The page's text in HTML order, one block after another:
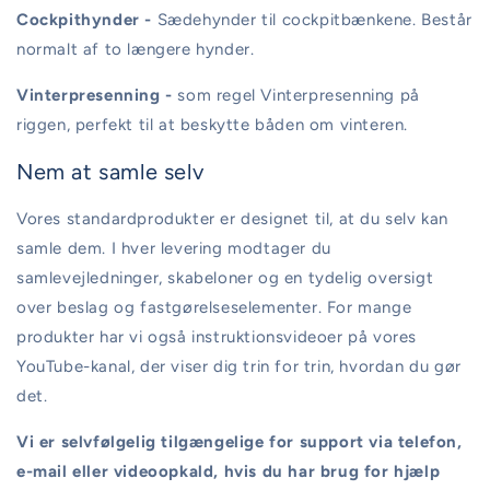
Cockpithynder - Sædehynder til cockpitbænkene. Består
normalt af to længere hynder.
Vinterpresenning -som regel Vinterpresenning på
riggen, perfekt til at beskytte båden om vinteren.
Nem at samle selv
Vores standardprodukter er designet til, at du selv kan
samle dem. I hver levering modtager du
samlevejledninger, skabeloner og en tydelig oversigt
over beslag og fastgørelseselementer. For mange
produkter har vi også instruktionsvideoer på vores
YouTube-kanal, der viser dig trin for trin, hvordan du gør
det.
Vi er selvfølgelig tilgængelige for support via telefon,
e-mail eller videoopkald, hvis du har brug for hjælp